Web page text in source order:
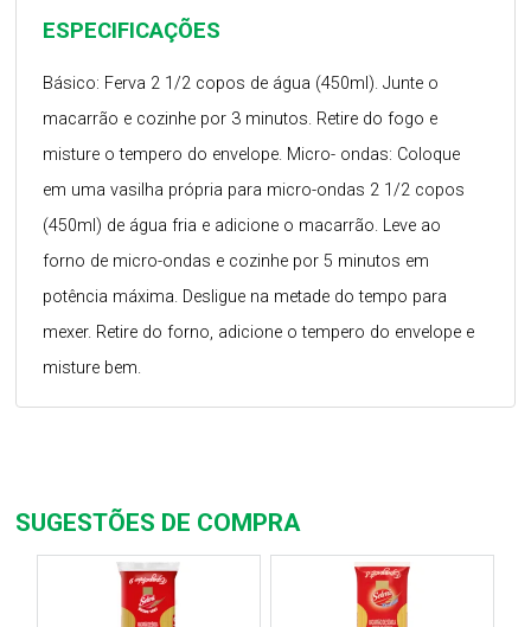
ESPECIFICAÇÕES
Básico: Ferva 2 1/2 copos de água (450ml). Junte o
macarrão e cozinhe por 3 minutos. Retire do fogo e
misture o tempero do envelope. Micro- ondas: Coloque
em uma vasilha própria para micro-ondas 2 1/2 copos
(450ml) de água fria e adicione o macarrão. Leve ao
forno de micro-ondas e cozinhe por 5 minutos em
potência máxima. Desligue na metade do tempo para
mexer. Retire do forno, adicione o tempero do envelope e
misture bem.
SUGESTÕES DE COMPRA